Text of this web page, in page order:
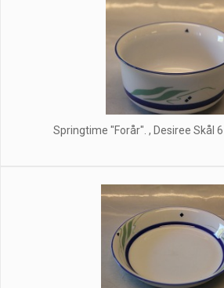
Springtime "Forår". , Desiree Skål